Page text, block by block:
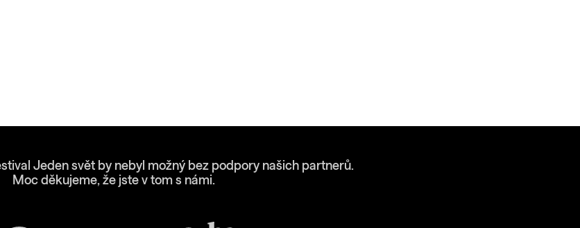
Jeden svět by nebyl možný bez podpory našich partnerů.
Moc děkujeme, že jste v tom s námi.